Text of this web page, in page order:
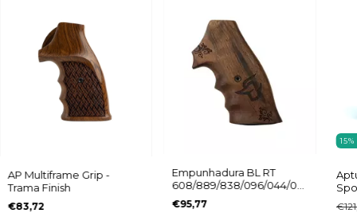
AP Multiframe Grip -
Trama Finish
€83,72
Empunhadura BL RT
608/889/838/096/044/065
Ed. Comemorativa Logo
Taurus
€95,77
15%